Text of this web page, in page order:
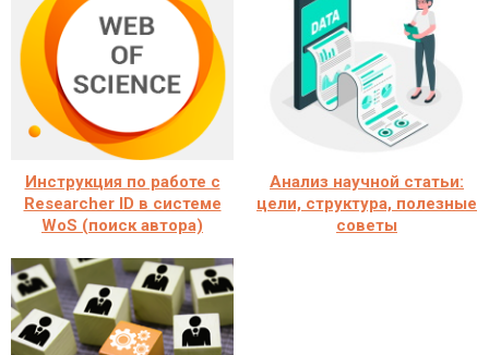
Инструкция по работе с
Researcher ID в системе
WoS (поиск автора)
Анализ научной статьи:
цели, структура, полезные
советы